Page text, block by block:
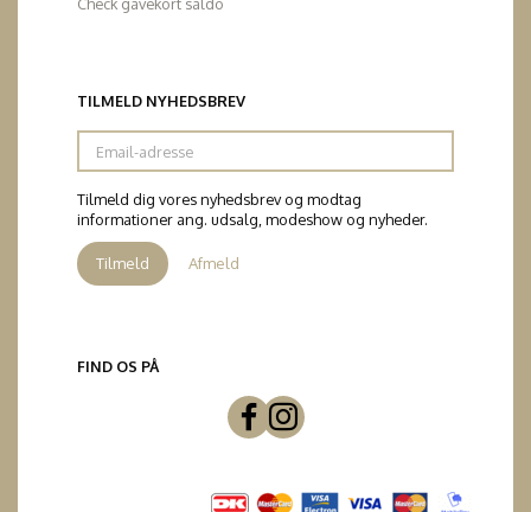
Check gavekort saldo
TILMELD NYHEDSBREV
Email-
adresse
Tilmeld dig vores nyhedsbrev og modtag
informationer ang. udsalg, modeshow og nyheder.
Tilmeld Afmeld
FIND OS PÅ